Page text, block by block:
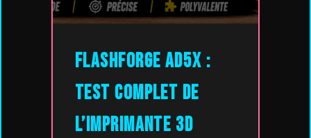
FlashForge AD5X :
Test complet de
l’imprimante 3D